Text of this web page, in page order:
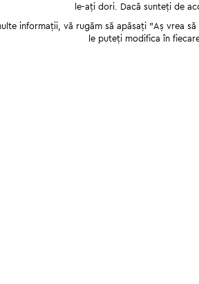
le-ați dori. Dacă sunteți de
informații, vă rugăm să apăsați "Аș vrea
le puteți modifica în